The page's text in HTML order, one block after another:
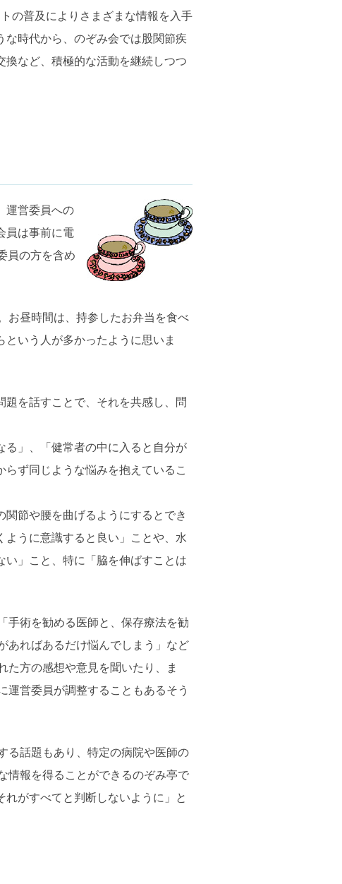
の普及によりさまざまな情報を入手
な時代から、のぞみ会では股関節疾
など、積極的な活動を継続しつつ
運営委員への
員は事前に電
員の方を含め
お昼時間は、持参したお弁当を食べ
いう人が多かったように思いま
題を話すことで、それを共感し、問
る」、「健常者の中に入ると自分が
ず同じような悩みを抱えているこ
節や腰を曲げるようにするとでき
ように意識すると良い」ことや、水
」こと、特に「脇を伸ばすことは
手術を勧める医師と、保存療法を勧
あればあるだけ悩んでしまう」など
た方の感想や意見を聞いたり、ま
運営委員が調整することもあるそう
る話題もあり、特定の病院や医師の
情報を得ることができるのぞみ亭で
がすべてと判断しないように」と